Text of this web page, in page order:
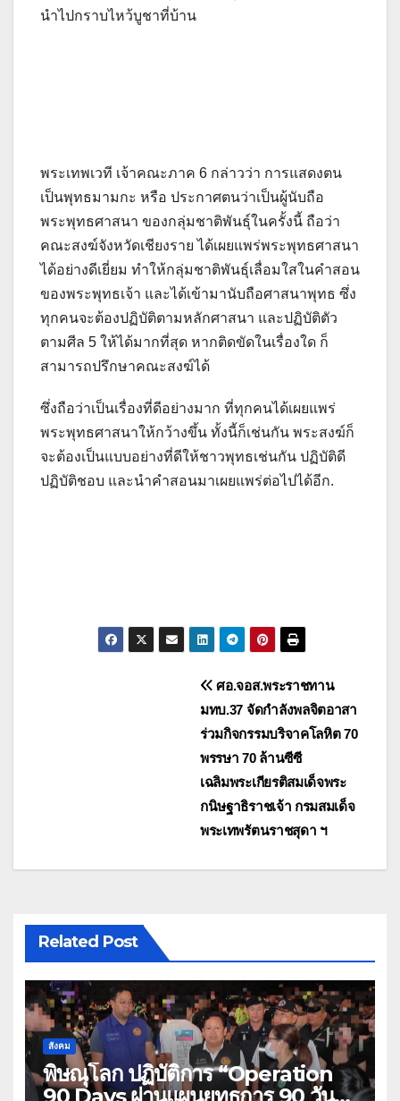
นำไปกราบไหว้บูชาที่บ้าน
พระเทพเวที เจ้าคณะภาค 6 กล่าวว่า การแสดงตน
เป็นพุทธมามกะ หรือ ประกาศตนว่าเป็นผู้นับถือ
พระพุทธศาสนา ของกลุ่มชาติพันธุ์ในครั้งนี้ ถือว่า
คณะสงฆ์จังหวัดเชียงราย ได้เผยแพร่พระพุทธศาสนา
ได้อย่างดีเยี่ยม ทำให้กลุ่มชาติพันธุ์เลื่อมใสในคำสอน
ของพระพุทธเจ้า และได้เข้ามานับถือศาสนาพุทธ ซึ่ง
ทุกคนจะต้องปฏิบัติตามหลักศาสนา และปฏิบัติตัว
ตามศีล 5 ให้ได้มากที่สุด หากติดขัดในเรื่องใด ก็
สามารถปรึกษาคณะสงฆ์ได้
ซึ่งถือว่าเป็นเรื่องที่ดีอย่างมาก ที่ทุกคนได้เผยแพร่
พระพุทธศาสนาให้กว้างขึ้น ทั้งนี้ก็เช่นกัน พระสงฆ์ก็
จะต้องเป็นแบบอย่างที่ดีให้ชาวพุทธเช่นกัน ปฏิบัติดี
ปฏิบัติชอบ และนำคำสอนมาเผยแพร่ต่อไปได้อีก.
ศอ.จอส.พระราชทาน
มทบ.37 จัดกำลังพลจิตอาสา
ร่วมกิจกรรมบริจาคโลหิต 70
พรรษา 70 ล้านซีซี
เฉลิมพระเกียรติสมเด็จพระ
กนิษฐาธิราชเจ้า กรมสมเด็จ
พระเทพรัตนราชสุดา ฯ
Related Post
สังคม
พิษณุโลก ปฏิบัติการ “Operation